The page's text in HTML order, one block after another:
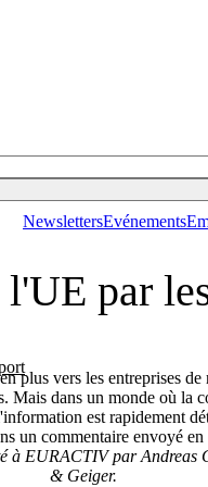
NewslettersEvénements
par
plus vers les entreprises
Mais dans un monde où la
est rapidement
un commentaire envoyé
à EURACTIV par
& Geiger.